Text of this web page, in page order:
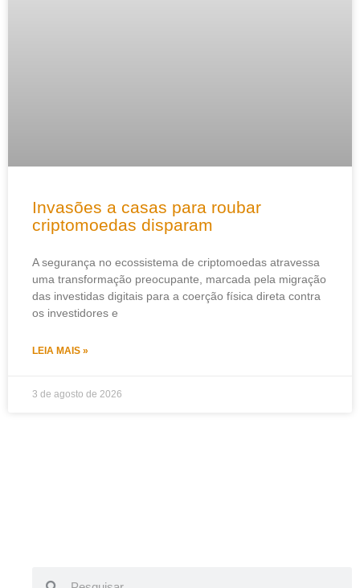
Invasões a casas para roubar
criptomoedas disparam
A segurança no ecossistema de criptomoedas atravessa
uma transformação preocupante, marcada pela migração
das investidas digitais para a coerção física direta contra
os investidores e
LEIA MAIS »
3 de agosto de 2026